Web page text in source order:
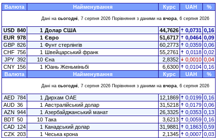
Валюта Найменування Курс UAH %
Дані на сьогодні, 7 серпня 2026 Порівняння з даними на вчора, 6 серпня 2026
USD 840 1 Долар США 44,7626 0,0731 0,16
EUR 978 1 Євро 51,6717 0,0464 0,09
GBP 826 1 Фунт стерлінгів 60,2773 0,0359 0,06
CHF 756 1 Швейцарський франк 55,2761 0,0118 0,02
JPY 392 10 Єна 2,8352 0,0010 0,04
CNY 156 1 Юань Женьміньбі 6,6300 0,0104 0,16
Валюта
Найменування Курс UAH %
Дані на сьогодні, 7 серпня 2026 Порівняння з даними на вчора, 6 серпня 2026
AED 784 1 Дирхам ОАЕ 12,1869 0,0199 0,16
AUD 36 1 Австралійський долар 31,5218 0,0179 0,06
AZN 944 1 Азербайджанський манат 26,3325 0,0353 0,13
BDT 50 10 Така 3,6213 0,0059 0,16
CAD 124 1 Канадський долар 31,9881 0,1863 0,59
CZK 203 1 Чеська крона 2,1345 0,0007 0,03